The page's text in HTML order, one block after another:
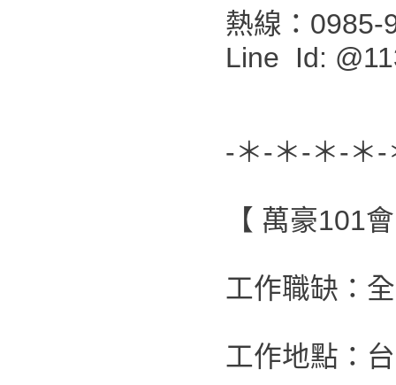
熱線：0985-
Line Id:
-＊-＊-＊-＊
【 萬豪101
工作職缺：
工作地點：